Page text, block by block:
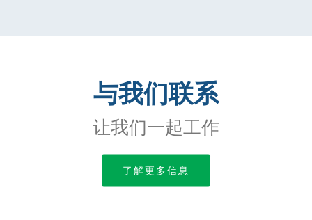
与我们联系
让我们一起工作
了解更多信息